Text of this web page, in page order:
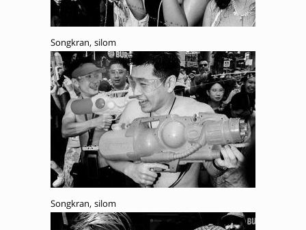
Songkran, silom
Songkran, silom